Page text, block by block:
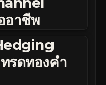
อาชีพ
รดทองคำ